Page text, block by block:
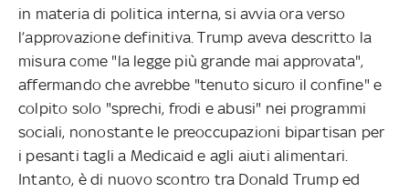
in materia di politica interna, si avvia ora verso
l’approvazione definitiva. Trump aveva descritto la
misura come "la legge più grande mai approvata",
affermando che avrebbe "tenuto sicuro il confine" e
colpito solo "sprechi, frodi e abusi" nei programmi
sociali, nonostante le preoccupazioni bipartisan per
i pesanti tagli a Medicaid e agli aiuti alimentari.
Intanto, è di nuovo scontro tra Donald Trump ed